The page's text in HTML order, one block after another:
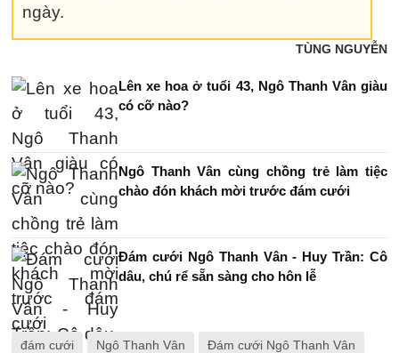
ngày.
TÙNG NGUYỄN
Lên xe hoa ở tuổi 43, Ngô Thanh Vân giàu
có cỡ nào?
Ngô Thanh Vân cùng chồng trẻ làm tiệc
chào đón khách mời trước đám cưới
Đám cưới Ngô Thanh Vân - Huy Trần: Cô
dâu, chú rể sẵn sàng cho hôn lễ
đám cưới Ngô Thanh Vân Đám cưới Ngô Thanh Vân